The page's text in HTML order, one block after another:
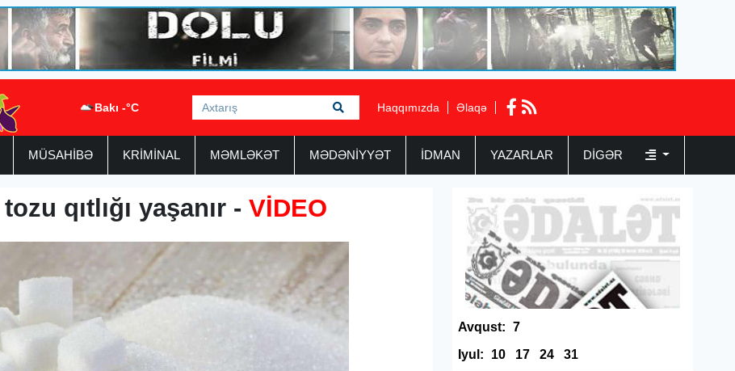
Bakı -°C Haqqımızda Əlaqə
MÜSAHİBƏ KRİMİNAL MƏMLƏKƏT MƏDƏNİYYƏT İDMAN YAZARLAR DIGƏR
qıtlığı yaşanır -VİDEO
Avqust: 7
Iyul:
10 17 24 31